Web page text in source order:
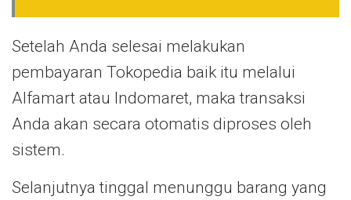
Setelah Anda selesai melakukan
pembayaran Tokopedia baik itu melalui
Alfamart atau Indomaret, maka transaksi
Anda akan secara otomatis diproses oleh
sistem.
Selanjutnya tinggal menunggu barang yang